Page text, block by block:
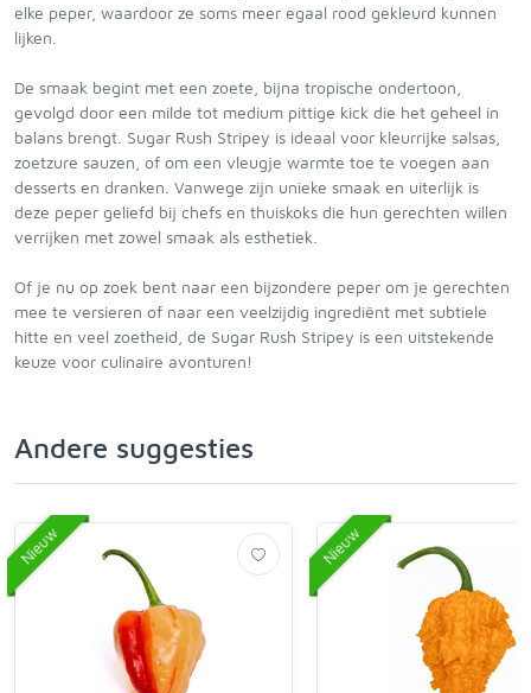
elke peper, waardoor ze soms meer egaal rood gekleurd kunnen
lijken.
De smaak begint met een zoete, bijna tropische ondertoon,
gevolgd door een milde tot medium pittige kick die het geheel in
balans brengt. Sugar Rush Stripey is ideaal voor kleurrijke salsas,
zoetzure sauzen, of om een vleugje warmte toe te voegen aan
desserts en dranken. Vanwege zijn unieke smaak en uiterlijk is
deze peper geliefd bij chefs en thuiskoks die hun gerechten willen
verrijken met zowel smaak als esthetiek.
Of je nu op zoek bent naar een bijzondere peper om je gerechten
mee te versieren of naar een veelzijdig ingrediënt met subtiele
hitte en veel zoetheid, de Sugar Rush Stripey is een uitstekende
keuze voor culinaire avonturen!
Andere suggesties
Nieuw Nieuw